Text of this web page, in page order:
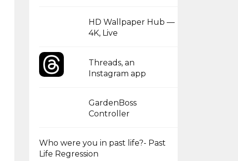
HD Wallpaper Hub —
4K, Live
Threads, an
Instagram app
GardenBoss
Controller
Who were you in past life?- Past
Life Regression